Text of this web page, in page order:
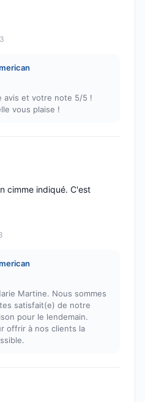
avis et votre note 5/5 !
vous plaise !
cimme indiqué. C'est
Martine. Nous sommes
satisfait(e) de notre
pour le lendemain.
offrir à nos clients la